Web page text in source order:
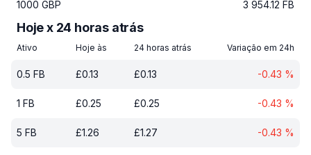
1000 GBP 3 954.12 FB
Hoje x 24 horas atrás
Ativo Hoje às 24 horas atrás Variação em 24h
0.5 FB £0.13 £0.13 -0.43 %
1 FB £0.25 £0.25 -0.43 %
5 FB £1.26 £1.27 -0.43 %